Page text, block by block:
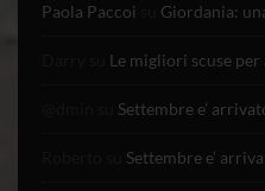
Paola Paccoi Giordania:
Le migliori scuse per
Settembre e’
Settembre e’